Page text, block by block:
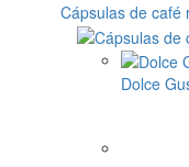
Cápsulas de café
Dolce